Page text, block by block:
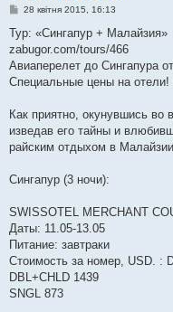
П
в
д
о
л
н
я
28 квітня 2015, 16:13
Тур: «Сингапур + Малайзия»
zabugor.com/tours/466
Авиаперелет до Сингапура
Специальные цены на отели!
Как приятно, окунувшись во
изведав его тайны и
райским отдыхом в
Сингапур (3 ночи):
SWISSOTEL MERCHANT
Даты: 11.05-13.05
Питание: завтраки
Стоимость за номер, USD. :
DBL+CHLD 1439
SNGL 873